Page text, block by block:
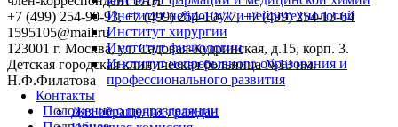
Институт нейронаук и нейротехнологий
Институт хирургии
Институт физиологии
Институт непрерывного образования и
профессионального развития
Контакты
Для обращения граждан
+7 (499) 254-90-93, +7 (499) 254-10-77, +7 (499) 254-13-64
1595105@mail.ru
123001 г. Москва, ул. Садовая-Кудринская, д.15, корп. 3.
Детская городская клиническая больница №13 им.
Н.Ф.Филатова
Положение о подразделении